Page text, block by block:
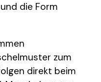
die Form
zum
direkt beim